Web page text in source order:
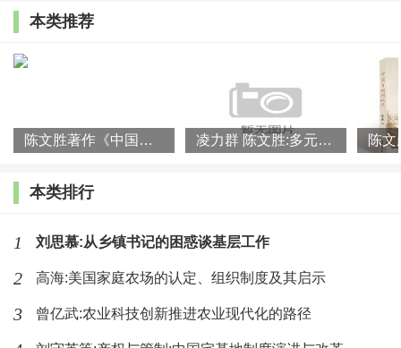
本类推荐
陈文胜著作《中国乡村何以兴》入选2023年度影响力书单 凌力群 陈文胜:多元投入:构建乡村产业振兴长效动力机制
本类排行
1 刘思慕:从乡镇书记的困惑谈基层工作
2 高海:美国家庭农场的认定、组织制度及其启示
3 曾亿武:农业科技创新推进农业现代化的路径